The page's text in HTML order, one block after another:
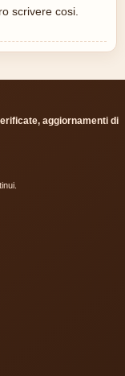
scrivere cosi.
aggiornamenti di